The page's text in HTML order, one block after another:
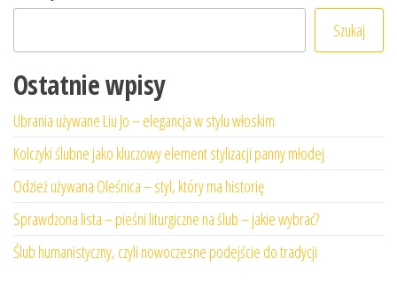
Szukaj
Ostatnie wpisy
Ubrania używane Liu Jo – elegancja w stylu włoskim
Kolczyki ślubne jako kluczowy element stylizacji panny młodej
Odzież używana Oleśnica – styl, który ma historię
Sprawdzona lista – pieśni liturgiczne na ślub – jakie wybrać?
Ślub humanistyczny, czyli nowoczesne podejście do tradycji